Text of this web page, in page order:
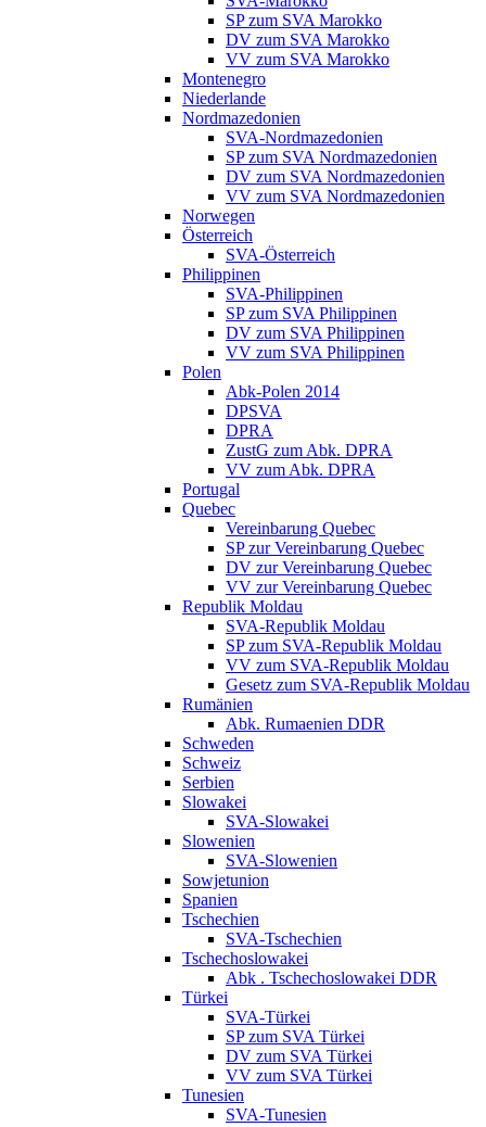
SP zum SVA Marokko
DV zum SVA Marokko
VV zum SVA Marokko
Montenegro
Niederlande
Nordmazedonien
SVA-Nordmazedonien
SP zum SVA Nordmazedonien
DV zum SVA Nordmazedonien
VV zum SVA Nordmazedonien
Norwegen
Österreich
SVA-Österreich
Philippinen
SVA-Philippinen
SP zum SVA Philippinen
DV zum SVA Philippinen
VV zum SVA Philippinen
Polen
Abk-Polen 2014
DPSVA
DPRA
ZustG zum Abk. DPRA
VV zum Abk. DPRA
Portugal
Quebec
Vereinbarung Quebec
SP zur Vereinbarung Quebec
DV zur Vereinbarung Quebec
VV zur Vereinbarung Quebec
Republik Moldau
SVA-Republik Moldau
SP zum SVA-Republik Moldau
VV zum SVA-Republik Moldau
Gesetz zum SVA-Republik Moldau
Rumänien
Abk. Rumaenien DDR
Schweden
Schweiz
Serbien
Slowakei
SVA-Slowakei
Slowenien
SVA-Slowenien
Sowjetunion
Spanien
Tschechien
SVA-Tschechien
Tschechoslowakei
Abk . Tschechoslowakei DDR
Türkei
SVA-Türkei
SP zum SVA Türkei
DV zum SVA Türkei
VV zum SVA Türkei
Tunesien
SVA-Tunesien